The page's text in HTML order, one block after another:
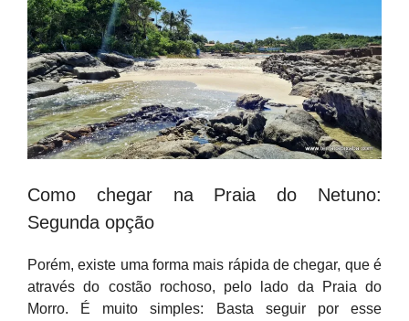
Como chegar na Praia do Netuno:
Segunda opção
Porém, existe uma forma mais rápida de chegar, que é
através do costão rochoso, pelo lado da Praia do
Morro. É muito simples: Basta seguir por esse